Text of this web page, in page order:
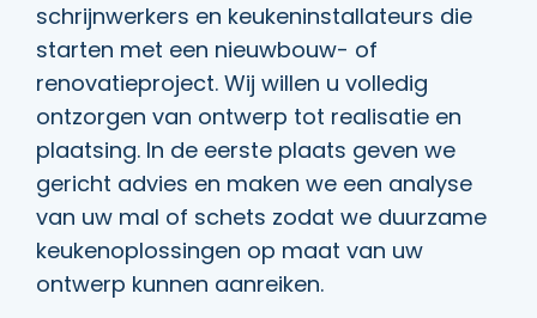
schrijnwerkers en keukeninstallateurs die
starten met een nieuwbouw- of
renovatieproject. Wij willen u volledig
ontzorgen van ontwerp tot realisatie en
plaatsing. In de eerste plaats geven we
gericht advies en maken we een analyse
van uw mal of schets zodat we duurzame
keukenoplossingen op maat van uw
ontwerp kunnen aanreiken.